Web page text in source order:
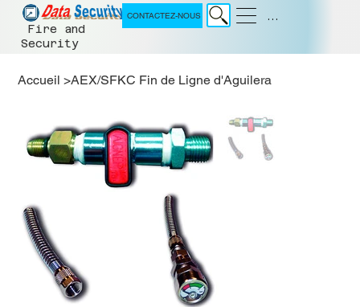
Fire and
Security
Menu
CONTACTEZ-NOUS
Accueil >AEX/SFKC Fin de Ligne d'Aguilera